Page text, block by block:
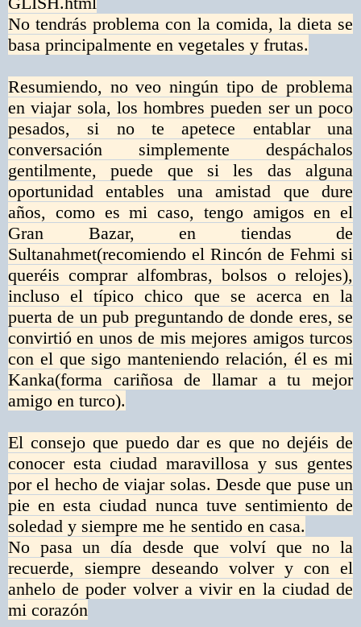
No tendrás problema con la comida, la dieta se
basa principalmente en vegetales y frutas.
Resumiendo, no veo ningún tipo de problema
en viajar sola, los hombres pueden ser un poco
pesados, si no te apetece entablar una
conversación simplemente despáchalos
gentilmente, puede que si les das alguna
oportunidad entables una amistad que dure
años, como es mi caso, tengo amigos en el
Gran Bazar, en tiendas de
Sultanahmet(recomiendo el Rincón de Fehmi si
queréis comprar alfombras, bolsos o relojes),
incluso el típico chico que se acerca en la
puerta de un pub preguntando de donde eres, se
convirtió en unos de mis mejores amigos turcos
con el que sigo manteniendo relación, él es mi
Kanka(forma cariñosa de llamar a tu mejor
amigo en turco).
El consejo que puedo dar es que no dejéis de
conocer esta ciudad maravillosa y sus gentes
por el hecho de viajar solas. Desde que puse un
pie en esta ciudad nunca tuve sentimiento de
soledad y siempre me he sentido en casa.
No pasa un día desde que volví que no la
recuerde, siempre deseando volver y con el
anhelo de poder volver a vivir en la ciudad de
mi corazón